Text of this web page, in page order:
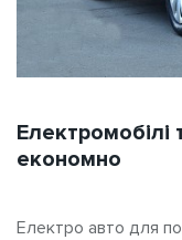
Електромобілі
економно
Електро авто для